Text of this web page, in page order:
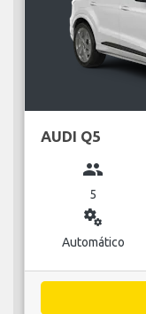
AUDI Q5
group
5
miscellaneous_services
Automático